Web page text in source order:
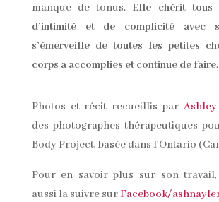
manque de tonus. Elle chérit tous
d’intimité et de complicité avec
s’émerveille de toutes les petites
corps a accomplies et continue de faire.
Photos et récit recueillis par
des photographes thérapeutiques
Body Project, basée dans l’Ontario
Pour en savoir plus sur son travail,
aussi la suivre surFacebook/